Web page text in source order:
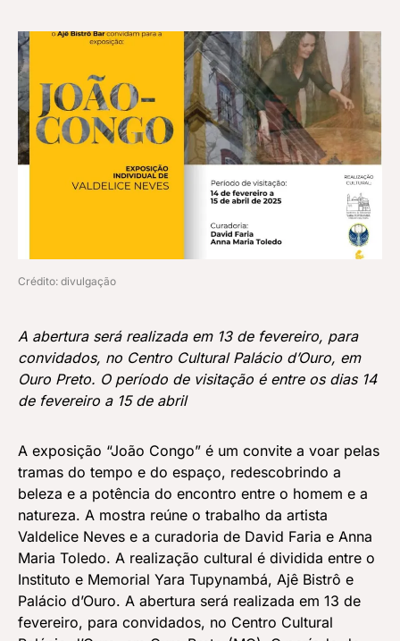
Crédito: divulgação
A abertura será realizada em 13 de fevereiro, para
convidados, no Centro Cultural Palácio d’Ouro, em
Ouro Preto. O período de visitação é entre os dias 14
de fevereiro a 15 de abril
A exposição “João Congo” é um convite a voar pelas
tramas do tempo e do espaço, redescobrindo a
beleza e a potência do encontro entre o homem e a
natureza. A mostra reúne o trabalho da artista
Valdelice Neves e a curadoria de David Faria e Anna
Maria Toledo. A realização cultural é dividida entre o
Instituto e Memorial Yara Tupynambá, Ajê Bistrô e
Palácio d’Ouro. A abertura será realizada em 13 de
fevereiro, para convidados, no Centro Cultural